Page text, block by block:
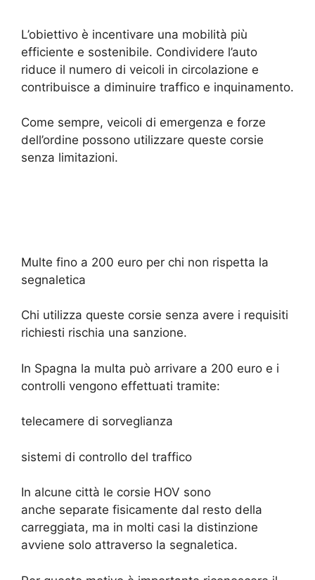
L’obiettivo è incentivare una mobilità più
efficiente e sostenibile. Condividere l’auto
riduce il numero di veicoli in circolazione e
contribuisce a diminuire traffico e inquinamento.
Come sempre, veicoli di emergenza e forze
dell’ordine possono utilizzare queste corsie
senza limitazioni.
Multe fino a 200 euro per chi non rispetta la
segnaletica
Chi utilizza queste corsie senza avere i requisiti
richiesti rischia una sanzione.
In Spagna la multa può arrivare a 200 euro e i
controlli vengono effettuati tramite:
telecamere di sorveglianza
sistemi di controllo del traffico
In alcune città le corsie HOV sono
anche separate fisicamente dal resto della
carreggiata, ma in molti casi la distinzione
avviene solo attraverso la segnaletica.